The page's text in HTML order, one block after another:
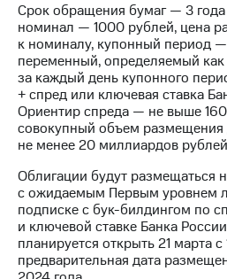
отчетность
Контакты
Новости
в
регионе
и акционерам
управление
Корпоративный
секретарь
Раскрытие
информации
Срок обращения бумаг — 3
номинал — 1000 рублей, цена
к номиналу, купонный период
переменный, определяемый
за каждый день купонного
+ спред или ключевая ставка
Ориентир спреда — не выше
совокупный объем
не менее 20 миллиардов
Облигации будут размещаться
с ожидаемым Первым уровнем
подписке с бук-билдингом по
и ключевой ставке Банка
планируется открыть 21 марта
предварительная дата